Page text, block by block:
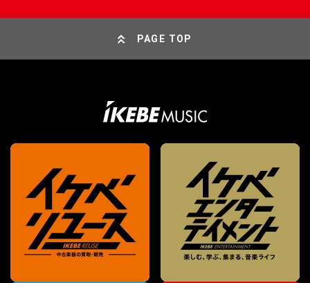
PAGE TOP